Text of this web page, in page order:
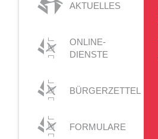
AKTUELLES
ONLINE-
DIENSTE
BÜRGERZETTEL
FORMULARE